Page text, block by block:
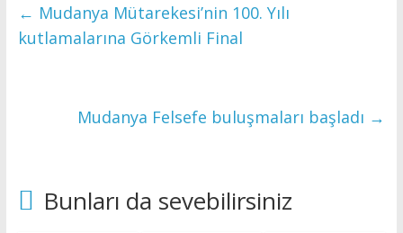
← Mudanya Mütarekesi’nin 100. Yılı
kutlamalarına Görkemli Final
Mudanya Felsefe buluşmaları başladı →
Bunları da sevebilirsiniz